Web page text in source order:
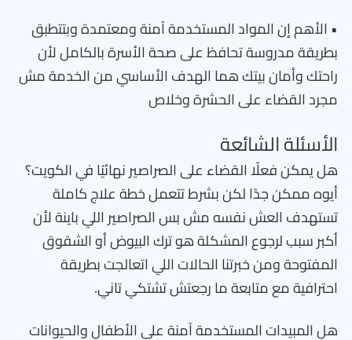
• الأهم إن المواد المستخدمة آمنة ومعتمدة وبتتطبق
بطريقة مدروسة تحافظ على صحة الأسرة بالكامل لأن
راحتك وأمان بيتك هما الهدف الأساسي من الخدمة مش
مجرد القضاء على الحشرة وخلاص
الأسئلة الشائعة
هل يمكن فعلًا القضاء على الصراصير نهائيًا في الكويت؟
أيوه ممكن جدًا لكن بشرط تتعمل خطة علاج كاملة
تستهدف العش نفسه مش بس الصراصير اللي باينة لأن
أكبر سبب لرجوع المشكلة هو ترك البيوض أو الشقوق
المفتوحة ومن خبرتنا الحالات اللي اتعالجت بطريقة
احترافية مع متابعة ما رجعتش تشتكي تاني.
هل المبيدات المستخدمة آمنة على الأطفال والحيوانات